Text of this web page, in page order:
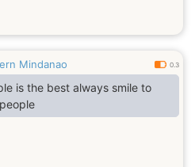
Mindanao 0.3
is the best always smile to